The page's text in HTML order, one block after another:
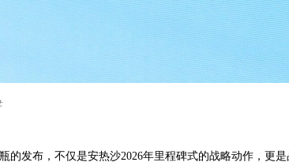
发布，不仅是安热沙2026年里程碑式的战略动作，更